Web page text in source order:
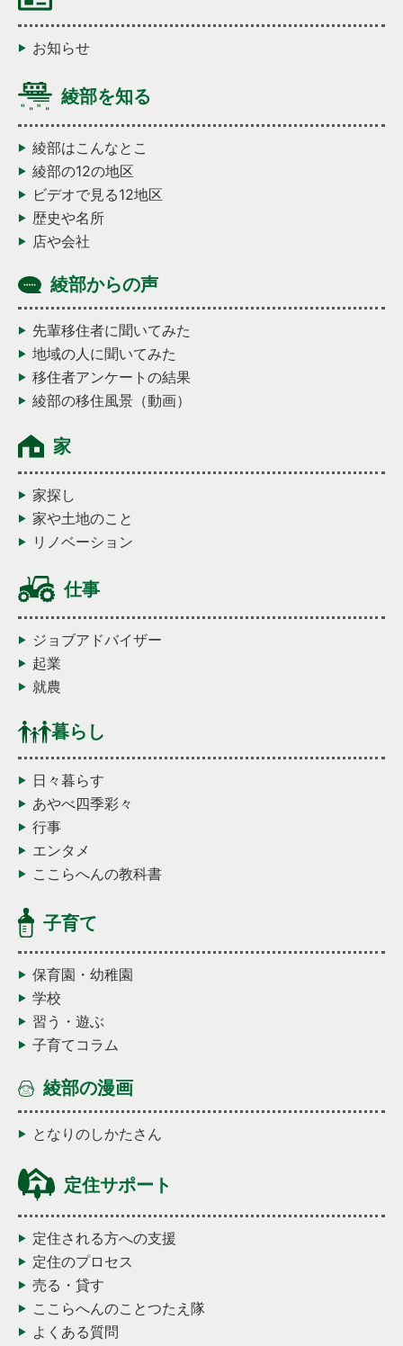
お知らせ
綾部を知る
綾部はこんなとこ
綾部の12の地区
ビデオで見る12地区
歴史や名所
店や会社
綾部からの声
先輩移住者に聞いてみた
地域の人に聞いてみた
移住者アンケートの結果
綾部の移住風景（動画）
家
家探し
家や土地のこと
リノベーション
仕事
ジョブアドバイザー
起業
就農
暮らし
日々暮らす
あやべ四季彩々
行事
エンタメ
ここらへんの教科書
子育て
保育園・幼稚園
学校
習う・遊ぶ
子育てコラム
綾部の漫画
となりのしかたさん
定住サポート
定住される方への支援
定住のプロセス
売る・貸す
ここらへんのことつたえ隊
よくある質問